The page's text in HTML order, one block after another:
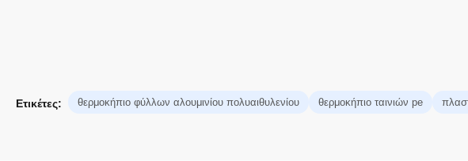
Ετικέτες: θερμοκήπιο φύλλων αλουμινίου πολυαιθυλενίου θερμοκήπιο ταινιών pe